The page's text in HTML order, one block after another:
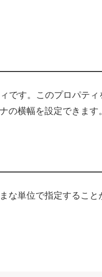
です。このプロパティ
の横幅を設定できます。
な単位で指定すること